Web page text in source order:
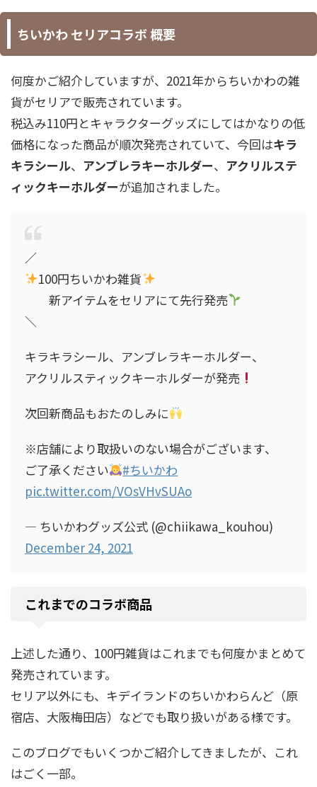
ちいかわ セリアコラボ 概要
何度かご紹介していますが、2021年からちいかわの雑
貨がセリアで販売されています。
税込み110円とキャラクターグッズにしてはかなりの低
価格になった商品が順次発売されていて、今回はキラ
キラシール、 アンブレラキーホルダー、 アクリルステ
ィックキーホルダーが追加されました。
／
100円ちいかわ雑貨
新アイテムをセリアにて先行発売
＼
キラキラシール、アンブレラキーホルダー、
アクリルスティックキーホルダーが発売
次回新商品もおたのしみに
※店舗により取扱いのない場合がございます、
ご了承ください
#ちいかわ
pic.twitter.com/VOsVHvSUAo
— ちいかわグッズ公式 (@chiikawa_kouhou)
December 24, 2021
これまでのコラボ商品
上述した通り、100円雑貨はこれまでも何度かまとめて
発売されています。
セリア以外にも、キデイランドのちいかわらんど（原
宿店、大阪梅田店）などでも取り扱いがある様です。
このブログでもいくつかご紹介してきましたが、これ
はごく一部。